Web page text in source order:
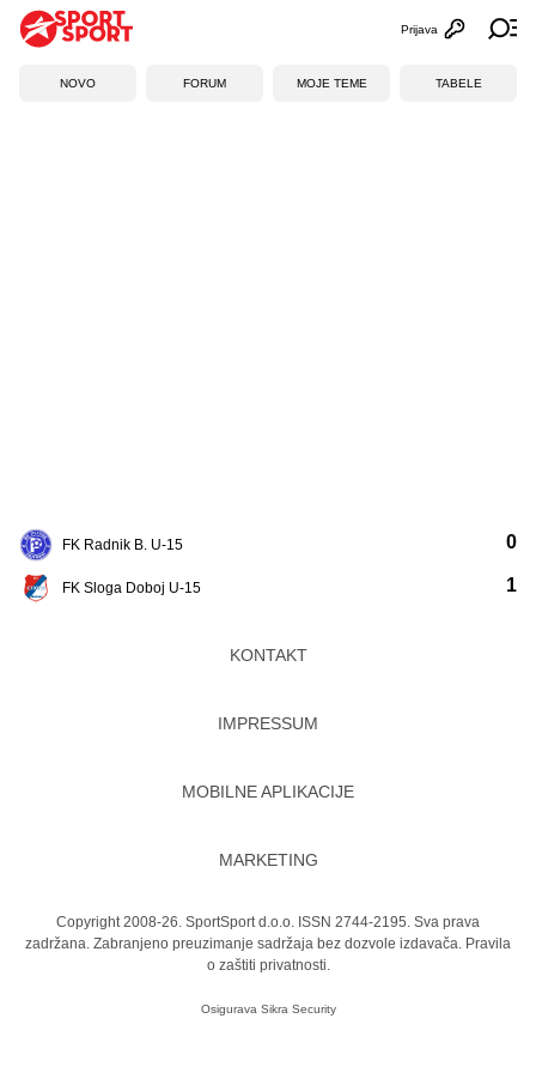
Otvori
Prijava
NOVO FORUM MOJE TEME TABELE
FK Radnik B. U-15
FK Sloga Doboj U-15
0
1
KONTAKT
IMPRESSUM
MOBILNE APLIKACIJE
MARKETING
Copyright 2008-26. SportSport d.o.o. ISSN 2744-2195. Sva prava
zadržana. Zabranjeno preuzimanje sadržaja bez dozvole izdavača. Pravila
o zaštiti privatnosti.
Osigurava Sikra Security